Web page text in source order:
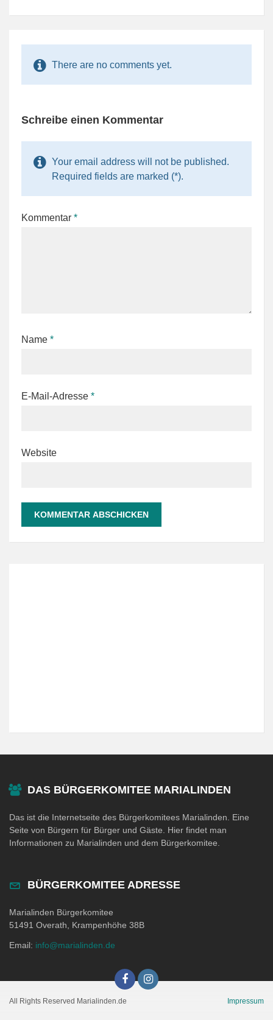
There are no comments yet.
Schreibe einen Kommentar
Your email address will not be published.
Required fields are marked (*).
Kommentar *
Name *
E-Mail-Adresse *
Website
DAS BÜRGERKOMITEE MARIALINDEN
Das ist die Internetseite des Bürgerkomitees Marialinden. Eine
Seite von Bürgern für Bürger und Gäste. Hier findet man
Informationen zu Marialinden und dem Bürgerkomitee.
BÜRGERKOMITEE ADRESSE
Marialinden Bürgerkomitee
51491 Overath, Krampenhöhe 38B
Email: info@marialinden.de
All Rights Reserved Marialinden.de Impressum